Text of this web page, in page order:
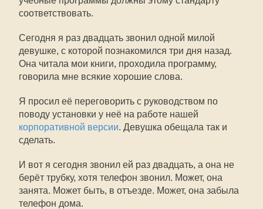
соответствовать.
Сегодня я раз двадцать звонил одной милой
девушке, с которой познакомился три дня назад.
Она читала мои книги, проходила программу,
говорила мне всякие хорошие слова.
Я просил её переговорить с руководством по
поводу установки у неё на работе нашей
корпоративной версии. Девушка обещала так и
сделать.
И вот я сегодня звонил ей раз двадцать, а она не
берёт трубку, хотя телефон звонил. Может, она
занята. Может быть, в отъезде. Может, она забыла
телефон дома.